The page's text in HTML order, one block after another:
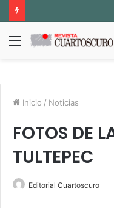
Menú
Inicio / Noticias
FOTOS DE
TULTEPEC
Editorial Cuartoscuro